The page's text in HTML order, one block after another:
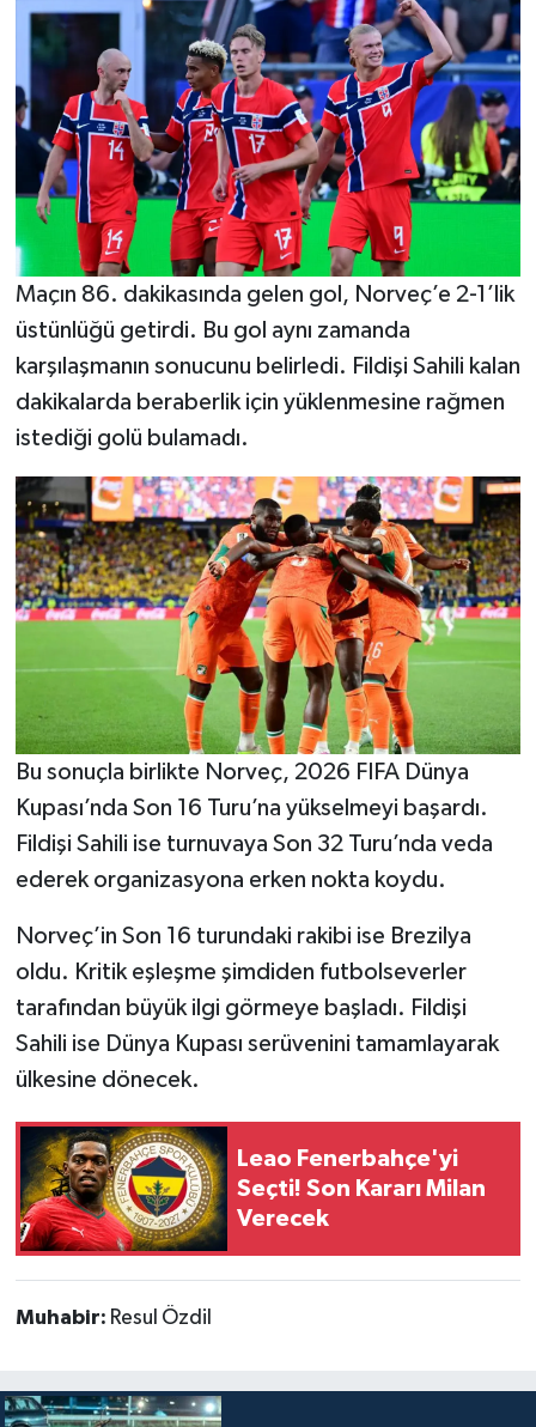
Maçın 86. dakikasında gelen gol, Norveç’e 2-1’lik
üstünlüğü getirdi. Bu gol aynı zamanda
karşılaşmanın sonucunu belirledi. Fildişi Sahili kalan
dakikalarda beraberlik için yüklenmesine rağmen
istediği golü bulamadı.
Bu sonuçla birlikte Norveç, 2026 FIFA Dünya
Kupası’nda Son 16 Turu’na yükselmeyi başardı.
Fildişi Sahili ise turnuvaya Son 32 Turu’nda veda
ederek organizasyona erken nokta koydu.
Norveç’in Son 16 turundaki rakibi ise Brezilya
oldu. Kritik eşleşme şimdiden futbolseverler
tarafından büyük ilgi görmeye başladı. Fildişi
Sahili ise Dünya Kupası serüvenini tamamlayarak
ülkesine dönecek.
Leao Fenerbahçe'yi
Seçti! Son Kararı Milan
Verecek
Muhabir: Resul Özdil